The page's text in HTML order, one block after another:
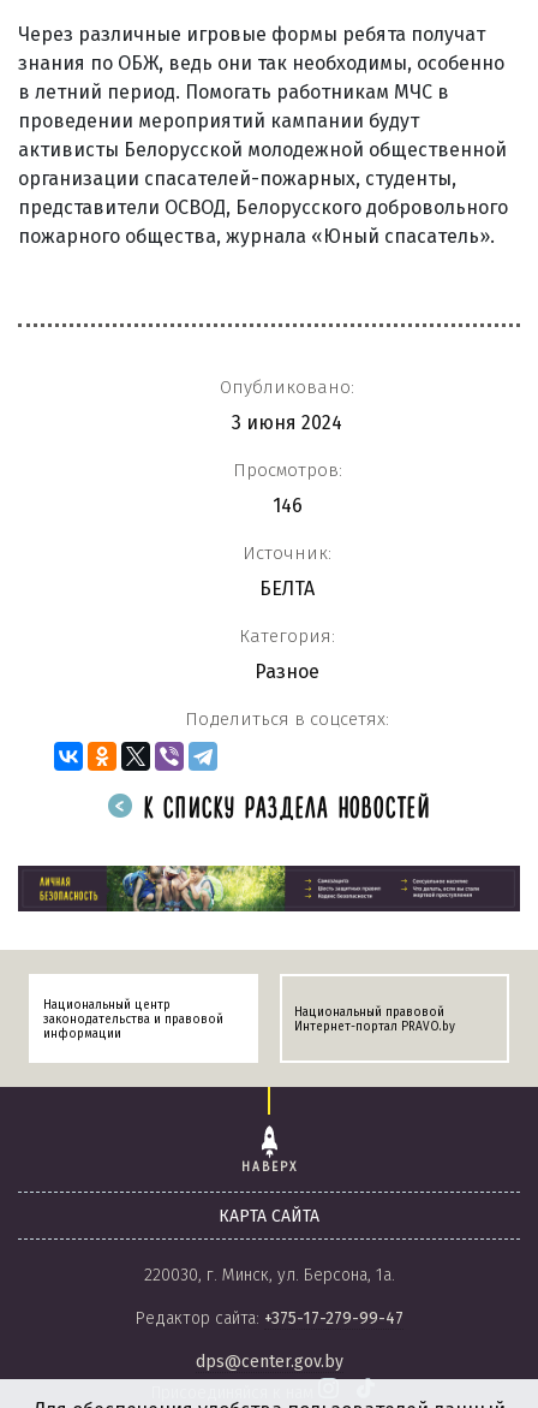
Через различные игровые формы ребята получат
знания по ОБЖ, ведь они так необходимы, особенно
в летний период. Помогать работникам МЧС в
проведении мероприятий кампании будут
активисты Белорусской молодежной общественной
организации спасателей-пожарных, студенты,
представители ОСВОД, Белорусского добровольного
пожарного общества, журнала «Юный спасатель».
Опубликовано:
3 июня 2024
Просмотров:
146
Источник:
БЕЛТА
Категория:
Разное
Поделиться в соцсетях:
К СПИСКУ РАЗДЕЛА НОВОСТЕЙ
Национальный центр
законодательства и правовой
информации
Национальный правовой
Интернет-портал PRAVO.by
НАВЕРХ
КАРТА САЙТА
220030, г. Минск, ул. Берсона, 1а.
Редактор сайта: +375-17-279-99-47
dps@center.gov.by